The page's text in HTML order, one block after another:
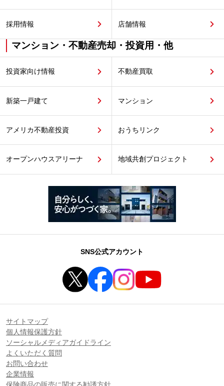
採用情報 店舗情報
マンション・不動産売却・投資用・他
投資家向け情報 不動産買取
新築一戸建て マンション
アメリカ不動産投資 おうちリンク
オープンハウスアリーナ 地域共創プロジェクト
SNS公式アカウント
サイトマップ
個人情報保護方針
ソーシャルメディアガイドライン
よくいただく質問
お問い合わせ
企業情報